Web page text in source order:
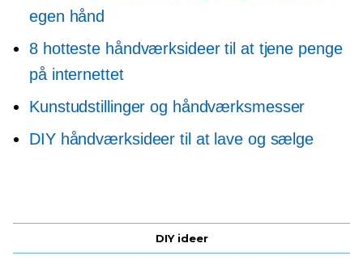
egen hånd
8 hotteste håndværksideer til at tjene penge
på internettet
Kunstudstillinger og håndværksmesser
DIY håndværksideer til at lave og sælge
DIY ideer